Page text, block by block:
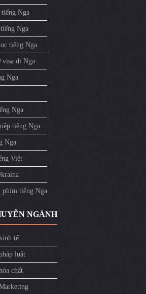
Nga
Nga
tiếng Nga
visa đi Nga
Nga
Nga
tiếng Nga
Nga
Việt
phim tiếng Nga
NGÀNH
tế
luật
chất